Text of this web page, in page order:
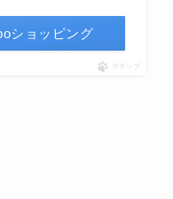
ショッピング
ポチップ